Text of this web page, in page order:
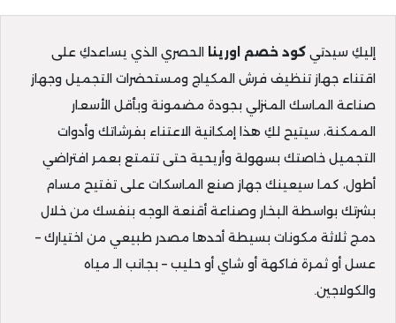
إليكِ سيدتي كود خصم اورينا الحصري الذي يساعدكِ على
اقتناء جهاز تنظيف فرش المكياج ومستحضرات التجميل وجهاز
صناعة الماسك المنزلي بجودة مضمونة وبأقل الأسعار
الممكنة، سيتيح لكِ هذا إمكانية الاعتناء بفرشاتك وأدوات
التجميل خاصتك بسهولة وأريحية حتى تتمتع بعمر افتراضي
أطول، كما سيعينك جهاز صنع الماسكات على تفتيح مسام
بشرتك بواسطة البخار وصناعة أقنعة الوجه بنفسك من خلال
دمج ثلاثة مكونات بسيطة أحدها مصدر طبيعي من اختيارك –
عسل أو ثمرة فاكهة أو شاي أو حليب – بجانب الـ مياه
والكولاجين.